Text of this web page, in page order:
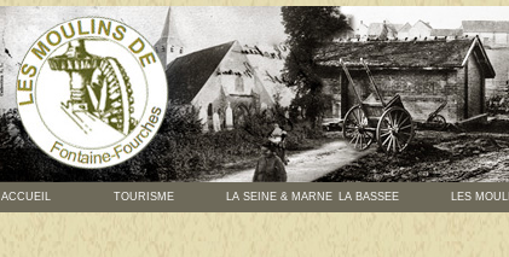
ACCUEIL TOURISME LA SEINE & MARNE LA BASSEE LES